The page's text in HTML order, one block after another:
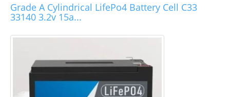
Grade A Cylindrical LifePo4 Battery Cell C33
33140 3.2v 15a...